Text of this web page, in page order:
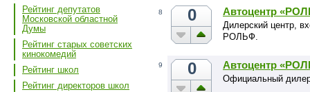
Рейтинг депутатов
Московской областной
Думы
Рейтинг старых советских
кинокомедий
Рейтинг школ
Рейтинг директоров школ
8 0 Автоцентр
Дилерский центр,
РОЛЬФ.
9 0 Автоцентр
Официальный дилер